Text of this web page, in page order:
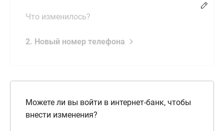
Что изменилось?
2. Новый номер телефона
Можете ли вы войти в интернет-банк, чтобы
внести изменения?